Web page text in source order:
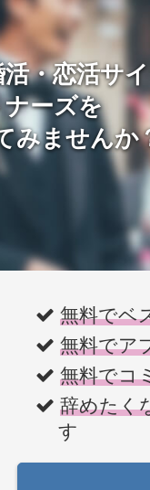
・恋活サイ
ーズを
みませんか
無料でベ
無料でア
無料でコ
辞めたく
す